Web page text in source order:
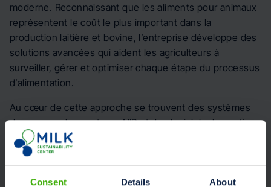
Consent Details About
moderne. Reconnaissant que les aliments pour animaux
représentent le coût le plus important dans la
production laitière et bovine, l’entreprise développe des
solutions avancées qui aident les agriculteurs à
surveiller, gérer et optimiser chaque étape du processus
d’alimentation.
Au cœur de cette approche se trouvent des systèmes
de pesage, des capteurs NIR et des logiciels de gestion
qui fonctionnent ensemble de manière transparente.
Les capteurs de pesage et les indicateurs installés sur
les mélangeuses assurent une préparation précise des
rations, tandis que les analyseurs EvoNIR mesurent en